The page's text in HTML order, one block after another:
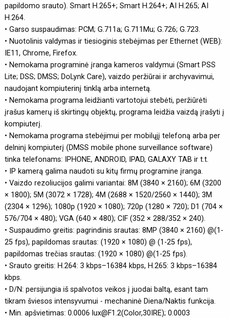
papildomo srauto). Smart H.265+; Smart H.264+; AI H.265; AI
H.264.
• Garso suspaudimas: PCM; G.711a; G.711Mu; G.726; G.723.
• Nuotolinis valdymas ir tiesioginis stebėjimas per Ethernet (WEB):
IE11, Chrome, Firefox.
• Nemokama programinė įranga kameros valdymui (Smart PSS
Lite; DSS; DMSS; DoLynk Care), vaizdo peržiūrai ir archyvavimui,
naudojant kompiuterinį tinklą arba internetą.
• Nemokama programa leidžianti vartotojui stebėti, peržiūrėti
įrašus kamerų iš skirtingų objektų, programa leidžia vaizdą įrašyti į
kompiuterį.
• Nemokama programa stebėjimui per mobilųjį telefoną arba per
delninį kompiuterį (DMSS mobile phone surveillance software)
tinka telefonams: IPHONE, ANDROID, IPAD, GALAXY TAB ir t.t.
• IP kamerą galima naudoti su kitų firmų programine įranga.
• Vaizdo rezoliucijos galimi variantai: 8M (3840 × 2160); 6M (3200
× 1800); 5M (3072 × 1728); 4M (2688 × 1520/2560 × 1440); 3M
(2304 × 1296); 1080p (1920 × 1080); 720p (1280 × 720); D1 (704 ×
576/704 × 480); VGA (640 × 480); CIF (352 × 288/352 × 240).
• Suspaudimo greitis: pagrindinis srautas: 8MP (3840 × 2160) @(1-
25 fps), papildomas srautas: (1920 × 1080) @ (1-25 fps),
papildomas trečias srautas: (1920 × 1080) @(1-25 fps).
• Srauto greitis: H.264: 3 kbps–16384 kbps, H.265: 3 kbps–16384
kbps.
• D/N: persijungia iš spalvotos veikos į juodai baltą, esant tam
tikram šviesos intensyvumui - mechaninė Diena/Naktis funkcija.
• Min. apšvietimas: 0.0006 lux@F1.2(Color,30IRE); 0.0003